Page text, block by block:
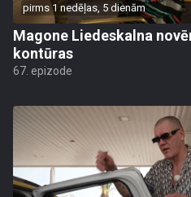
pirms 1 nedēļas, 5 dienām
Magone Liedeskalna
kontūras
67. epizode